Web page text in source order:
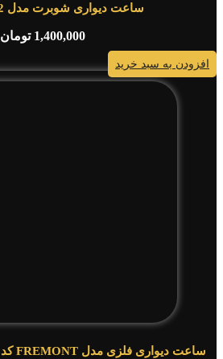
ساعت دیواری شوبرت مدل 6212 60CM
1,400,000 تومان
افزودن به سبد خرید
ساعت دیواری فلزی مدل FREMONT کد M-17021 رنگ SILVER